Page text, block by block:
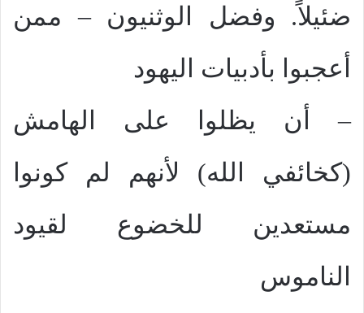
ضئيلاً. وفضل الوثنيون – ممن
أعجبوا بأدبيات اليهود
– أن يظلوا على الهامش
(كخائفي الله) لأنهم لم كونوا
مستعدين للخضوع لقيود
الناموس